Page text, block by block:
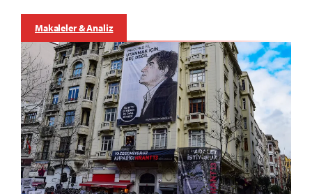
Makaleler & Analiz